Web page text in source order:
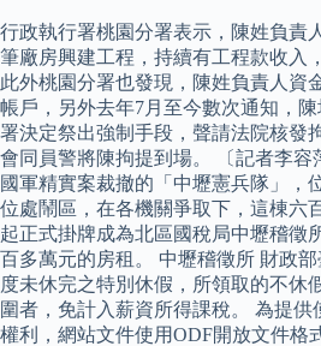
行政執行署桃園分署表示，陳姓負責
筆廠房興建工程，持續有工程款收入
此外桃園分署也發現，陳姓負責人資
帳戶，另外去年7月至今數次通知，
署決定祭出強制手段，聲請法院核發
會同員警將陳拘提到場。 〔記者李容
國軍精實案裁撤的「中壢憲兵隊」，
位處鬧區，在各機關爭取下，這棟六
起正式掛牌成為北區國稅局中壢稽徵
百多萬元的房租。 中壢稽徵所 財政
度未休完之特別休假，所領取的不休
圍者，免計入薪資所得課稅。 為提
權利，網站文件使用ODF開放文件格